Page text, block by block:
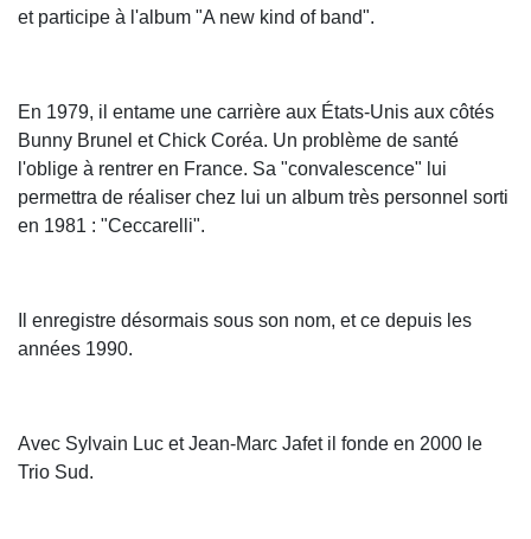
et participe à l'album "A new kind of band".
En 1979, il entame une carrière aux États-Unis aux côtés
Bunny Brunel et Chick Coréa. Un problème de santé
l'oblige à rentrer en France. Sa "convalescence" lui
permettra de réaliser chez lui un album très personnel sorti
en 1981 : "Ceccarelli".
Il enregistre désormais sous son nom, et ce depuis les
années 1990.
Avec Sylvain Luc et Jean-Marc Jafet il fonde en 2000 le
Trio Sud.